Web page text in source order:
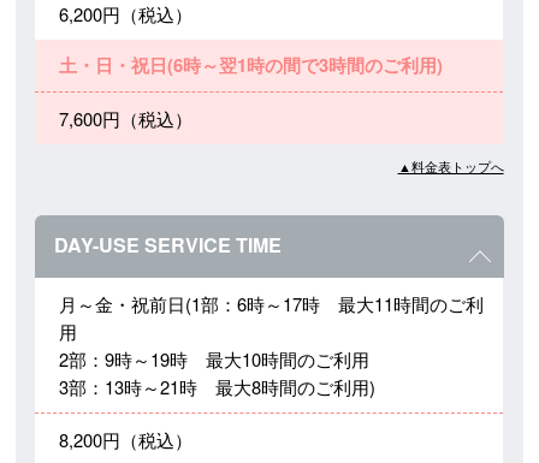
6,200円（税込）
土・日・祝日(6時～翌1時の間で3時間のご利用)
7,600円（税込）
▲料金表トップへ
DAY-USE SERVICE TIME
月～金・祝前日(1部：6時～17時 最大11時間のご利
用
2部：9時～19時 最大10時間のご利用
3部：13時～21時 最大8時間のご利用)
8,200円（税込）